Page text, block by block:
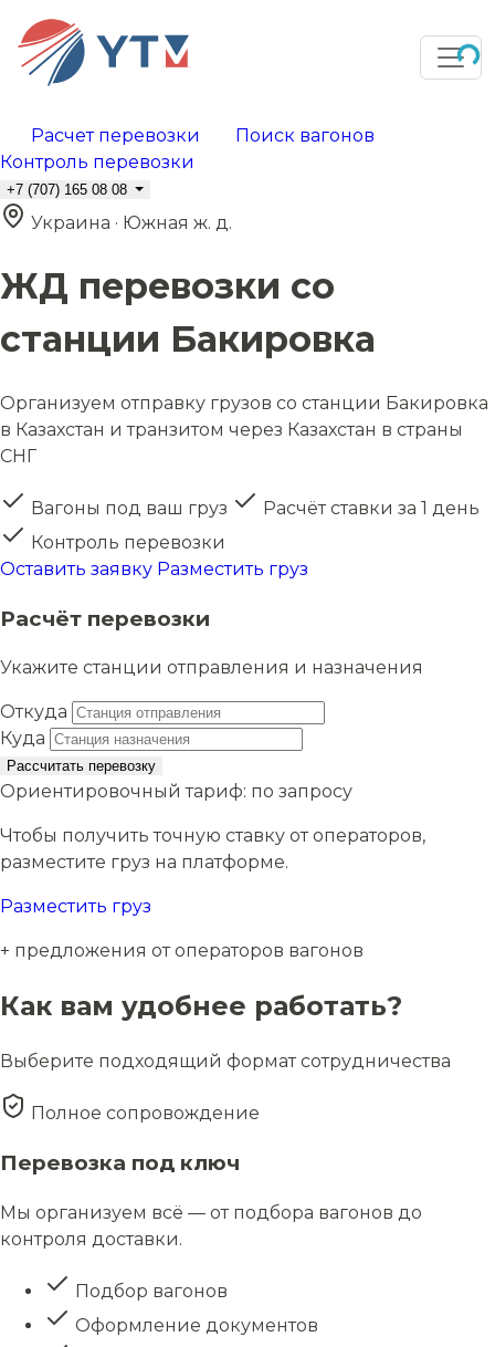
Расчет перевозки
Поиск вагонов
Контроль перевозки
+7 (707) 165 08 08
Украина · Южная ж. д.
ЖД перевозки со
станции Бакировка
Организуем отправку грузов со станции Бакировка
в Казахстан и транзитом через Казахстан в страны
СНГ
Вагоны под ваш груз
Расчёт ставки за 1 день
Контроль перевозки
Оставить заявку Разместить груз
Расчёт перевозки
Укажите станции отправления и назначения
Откуда
Куда
Рассчитать перевозку
Ориентировочный тариф: по запросу
Чтобы получить точную ставку от операторов,
разместите груз на платформе.
Разместить груз
+ предложения от операторов вагонов
Как вам удобнее работать?
Выберите подходящий формат сотрудничества
Полное сопровождение
Перевозка под ключ
Мы организуем всё — от подбора вагонов до
контроля доставки.
Подбор вагонов
Оформление документов